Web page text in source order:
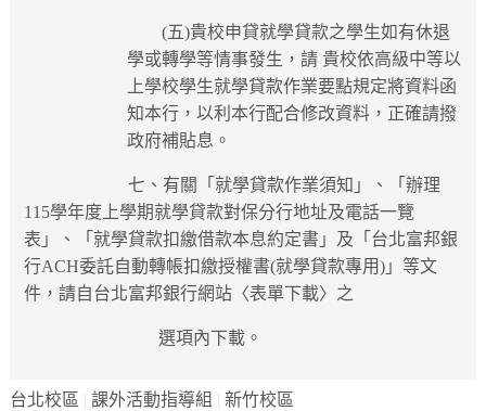
(五)貴校申貸就學貸款之學生如有休退
學或轉學等情事發生，請 貴校依高級中等以
上學校學生就學貸款作業要點規定將資料函
知本行，以利本行配合修改資料，正確請撥
政府補貼息。
七、有關「就學貸款作業須知」、「辦理
115學年度上學期就學貸款對保分行地址及電話一覽
表」、「就學貸款扣繳借款本息約定書」及「台北富邦銀
行ACH委託自動轉帳扣繳授權書(就學貸款專用)」等文
件，請自台北富邦銀行網站〈表單下載〉之
選項內下載。
台北校區 課外活動指導組 新竹校區